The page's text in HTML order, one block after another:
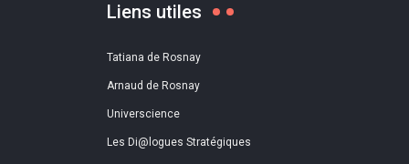
Liens utiles
Tatiana de Rosnay
Arnaud de Rosnay
Universcience
Les Di@logues Stratégiques